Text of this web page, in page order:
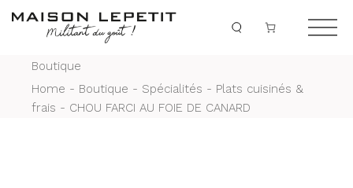
Boutique
Home
Boutique Spécialités
Plats cuisinés &
frais
CHOU FARCI AU FOIE DE CANARD